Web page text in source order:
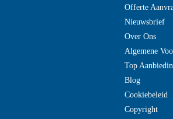
Offerte
Nieuwsbrief
Over Ons
Algemene
Top
Blog
Cookiebeleid
Copyright